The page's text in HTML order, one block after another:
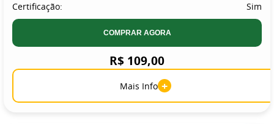
Certificação:
Sim
COMPRAR AGORA
R$ 109,00
Mais Info +